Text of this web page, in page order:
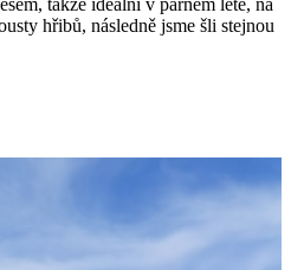
hřibů, následně jsme šli stejnou